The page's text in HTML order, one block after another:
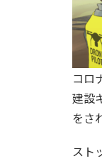
コロ
建設
をさ
スト